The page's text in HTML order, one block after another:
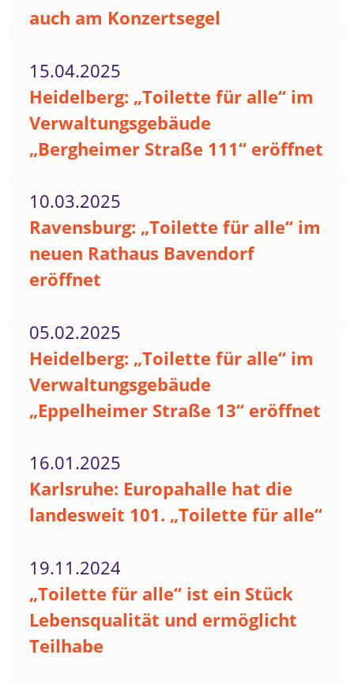
auch am Konzertsegel
15.04.2025
Heidelberg: „Toilette für alle“ im
Verwaltungsgebäude
„Bergheimer Straße 111“ eröffnet
10.03.2025
Ravensburg: „Toilette für alle“ im
neuen Rathaus Bavendorf
eröffnet
05.02.2025
Heidelberg: „Toilette für alle“ im
Verwaltungsgebäude
„Eppelheimer Straße 13“ eröffnet
16.01.2025
Karlsruhe: Europahalle hat die
landesweit 101. „Toilette für alle“
19.11.2024
„Toilette für alle“ ist ein Stück
Lebensqualität und ermöglicht
Teilhabe